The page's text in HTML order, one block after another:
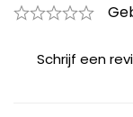
Schrijf een